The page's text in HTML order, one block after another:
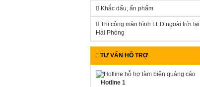
Khắc dấu, ấn phẩm
Thi công màn hình LED ngoài trời tại
Hải Phòng
TƯ VẤN HỖ TRỢ
Hotline 1